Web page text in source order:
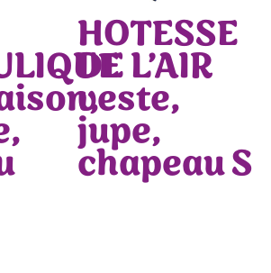
HOTESSE
DE L’AIR
veste,
jupe,
chapeau S